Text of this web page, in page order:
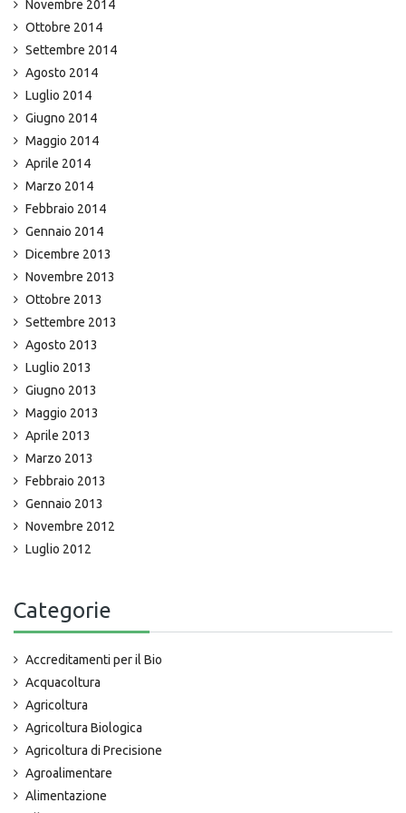
Novembre 2014
Ottobre 2014
Settembre 2014
Agosto 2014
Luglio 2014
Giugno 2014
Maggio 2014
Aprile 2014
Marzo 2014
Febbraio 2014
Gennaio 2014
Dicembre 2013
Novembre 2013
Ottobre 2013
Settembre 2013
Agosto 2013
Luglio 2013
Giugno 2013
Maggio 2013
Aprile 2013
Marzo 2013
Febbraio 2013
Gennaio 2013
Novembre 2012
Luglio 2012
Categorie
Accreditamenti per il Bio
Acquacoltura
Agricoltura
Agricoltura Biologica
Agricoltura di Precisione
Agroalimentare
Alimentazione